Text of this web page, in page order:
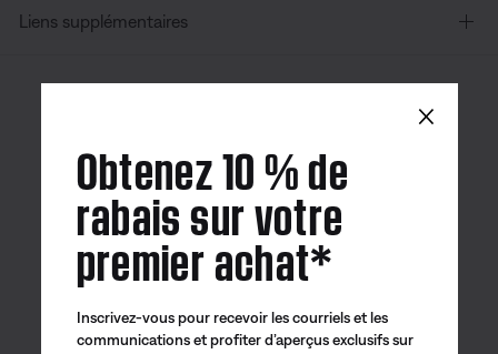
Liens supplémentaires
Bose
Bose Connect
Bose QCE
×
Obtenez 10 % de
rabais sur votre
premier achat*
Inscrivez-vous pour recevoir les courriels et les
communications et profiter d’aperçus exclusifs sur